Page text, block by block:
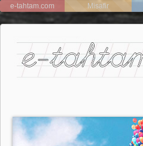
e-tahtam.com Misafir